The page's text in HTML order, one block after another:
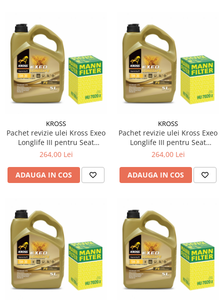
KROSS
Pachet revizie ulei Kross Exeo
Longlife III pentru Seat
Alhambra (710, 711) 1.6 TDI
264,00 Lei
ADAUGA IN COS
KROSS
Pachet revizie ulei Kross Exeo
Longlife III pentru Seat
Alhambra (710, 711) 1.6 TDI
264,00 Lei
ADAUGA IN COS